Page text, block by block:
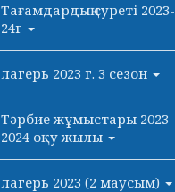
Тағамдардың суреті 2023-
24г
лагерь 2023 г. 3 сезон
Тәрбие жұмыстары 2023-
2024 оқу жылы
лагерь 2023 (2 маусым)